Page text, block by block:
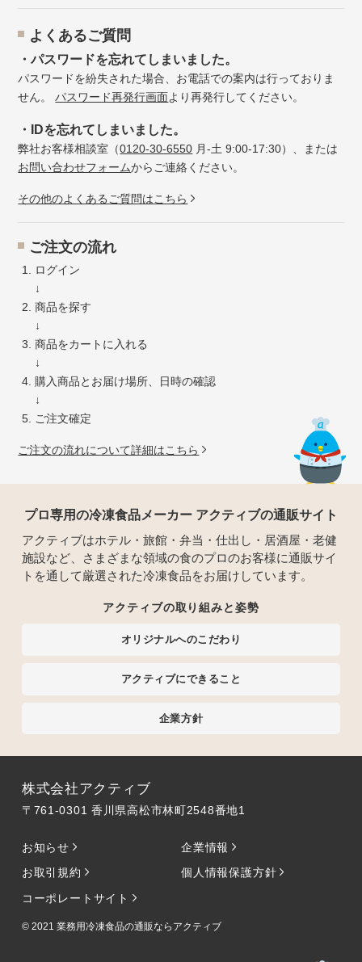
よくあるご質問
・パスワードを忘れてしまいました。
パスワードを紛失された場合、お電話での案内は行っておりま
せん。パスワード再発行画面より再発行してください。
・IDを忘れてしまいました。
弊社お客様相談室（0120-30-6550 月-土 9:00-17:30）、または
お問い合わせフォームからご連絡ください。
その他のよくあるご質問はこちら
ご注文の流れ
ログイン
↓
商品を探す
↓
商品をカートに入れる
↓
購入商品とお届け場所、日時の確認
↓
ご注文確定
ご注文の流れについて詳細はこちら
プロ専用の冷凍食品メーカー アクティブの通販サイト
アクティブはホテル・旅館・弁当・仕出し・居酒屋・老健
施設など、さまざまな領域の食のプロのお客様に通販サイ
トを通して厳選された冷凍食品をお届けしています。
アクティブの取り組みと姿勢
オリジナルへのこだわり
アクティブにできること
企業方針
株式会社アクティブ
〒761-0301 香川県高松市林町2548番地1
お知らせ
企業情報
お取引規約
個人情報保護方針
コーポレートサイト
© 2021 業務用冷凍食品の通販ならアクティブ